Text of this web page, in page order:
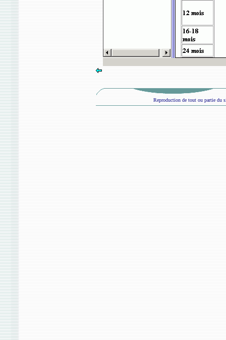
Reproduction de tout ou partie du